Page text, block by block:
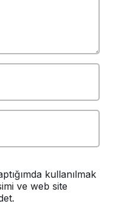
kullanılmak
ve web site